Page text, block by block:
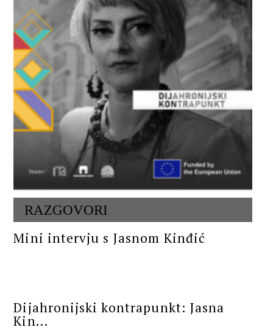
RAZGOVORI
Mini intervju s Jasnom Kinđić
Dijahronijski kontrapunkt: Jasna
Kin...